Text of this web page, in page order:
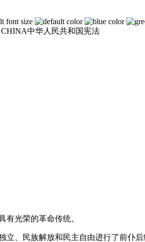
CHINA中华人民共和国宪法
光荣的革命传统。
、民族解放和民主自由进行了前仆后